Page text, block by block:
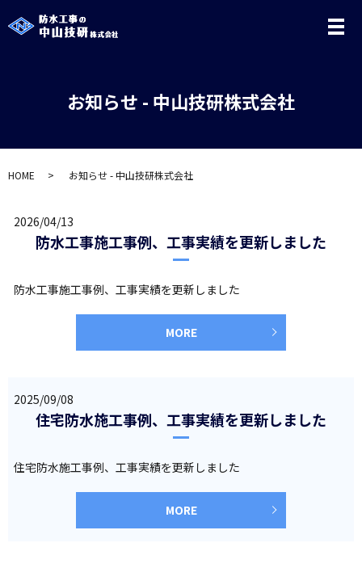
メ
お知らせ - 中山技研株式会社
HOME お知らせ - 中山技研株式会社
2026/04/13
防水工事施工事例、工事実績を更新しました
防水工事施工事例、工事実績を更新しました
MORE
2025/09/08
住宅防水施工事例、工事実績を更新しました
住宅防水施工事例、工事実績を更新しました
MORE